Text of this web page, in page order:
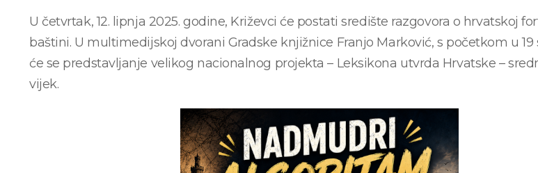
U četvrtak, 12. lipnja 2025. godine, Križevci će postati središte razgovora o hrvatskoj
baštini. U multimedijskoj dvorani Gradske knjižnice Franjo Marković, s početkom u 19
će se predstavljanje velikog nacionalnog projekta – Leksikona utvrda Hrvatske –
vijek.